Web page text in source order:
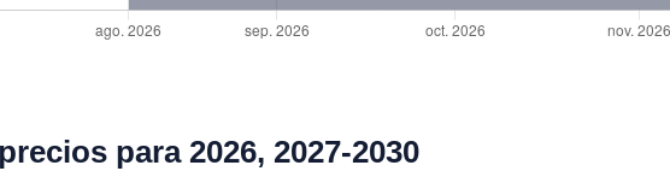
para 2026, 2027-2030